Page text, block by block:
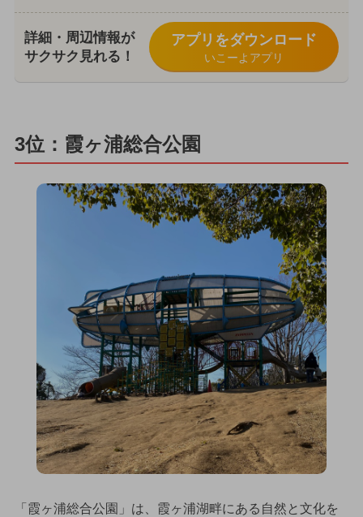
詳細・周辺情報が
サクサク見れる！
アプリをダウンロード
いこーよアプリ
3位：霞ヶ浦総合公園
「霞ヶ浦総合公園」は、霞ヶ浦湖畔にある自然と文化を